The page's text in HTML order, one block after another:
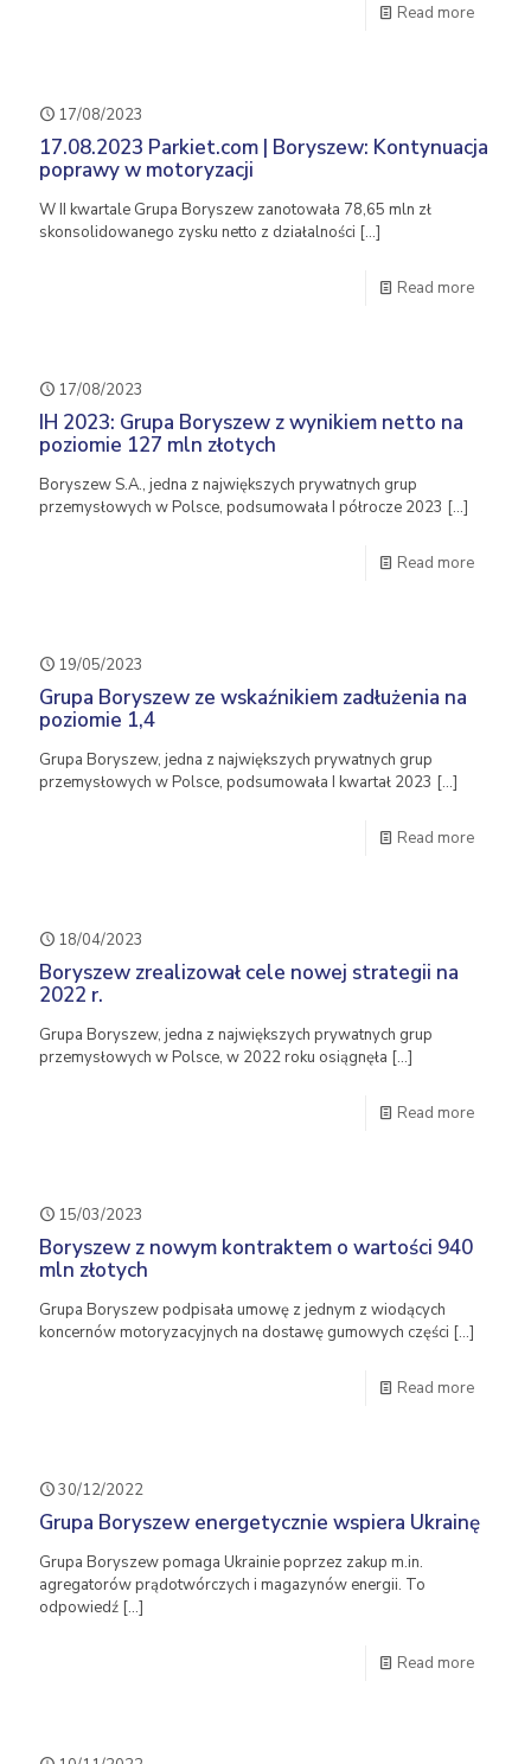
Read more
17/08/2023
17.08.2023 Parkiet.com | Boryszew: Kontynuacja
poprawy w motoryzacji
W II kwartale Grupa Boryszew zanotowała 78,65 mln zł
skonsolidowanego zysku netto z działalności […]
Read more
17/08/2023
IH 2023: Grupa Boryszew z wynikiem netto na
poziomie 127 mln złotych
Boryszew S.A., jedna z największych prywatnych grup
przemysłowych w Polsce, podsumowała I półrocze 2023 […]
Read more
19/05/2023
Grupa Boryszew ze wskaźnikiem zadłużenia na
poziomie 1,4
Grupa Boryszew, jedna z największych prywatnych grup
przemysłowych w Polsce, podsumowała I kwartał 2023 […]
Read more
18/04/2023
Boryszew zrealizował cele nowej strategii na
2022 r.
Grupa Boryszew, jedna z największych prywatnych grup
przemysłowych w Polsce, w 2022 roku osiągnęła […]
Read more
15/03/2023
Boryszew z nowym kontraktem o wartości 940
mln złotych
Grupa Boryszew podpisała umowę z jednym z wiodących
koncernów motoryzacyjnych na dostawę gumowych części […]
Read more
30/12/2022
Grupa Boryszew energetycznie wspiera Ukrainę
Grupa Boryszew pomaga Ukrainie poprzez zakup m.in.
agregatorów prądotwórczych i magazynów energii. To
odpowiedź […]
Read more